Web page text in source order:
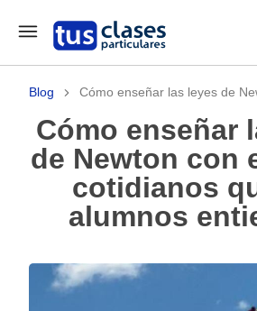
Blog Cómo enseñar las leyes de
Cómo enseñar las leyes
de Newton con
cotidianos
alumnos